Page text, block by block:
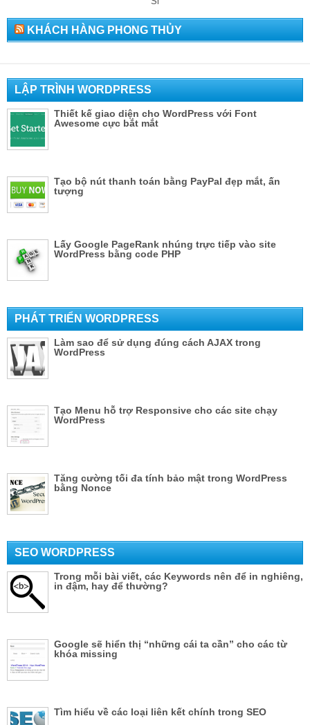
KHÁCH HÀNG PHONG THỦY
LẬP TRÌNH WORDPRESS
Thiết kế giao diện cho WordPress với Font
Awesome cực bắt mắt
Tạo bộ nút thanh toán bằng PayPal đẹp mắt, ấn
tượng
Lấy Google PageRank nhúng trực tiếp vào site
WordPress bằng code PHP
PHÁT TRIỂN WORDPRESS
Làm sao để sử dụng đúng cách AJAX trong
WordPress
Tạo Menu hỗ trợ Responsive cho các site chạy
WordPress
Tăng cường tối đa tính bảo mật trong WordPress
bằng Nonce
SEO WORDPRESS
Trong mỗi bài viết, các Keywords nên để in nghiêng,
in đậm, hay để thường?
Google sẽ hiển thị “những cái ta cần” cho các từ
khóa missing
Tìm hiểu về các loại liên kết chính trong SEO